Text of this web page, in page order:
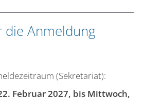
die Anmeldung
(Sekretariat):
Februar 2027, bis Mittwoch,